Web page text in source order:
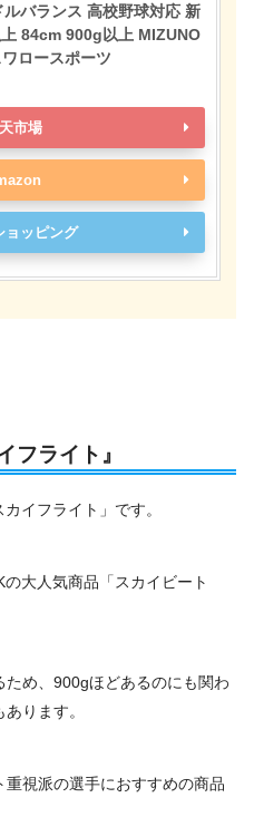
バランス 高校野球対応 新
84cm 900g以上 MIZUNO
ロースポーツ
市場
ョッピング
フライト』
イフライト」です。
大人気商品「スカイビート
め、900gほどあるのにも関わ
ります。
視派の選手におすすめの商品